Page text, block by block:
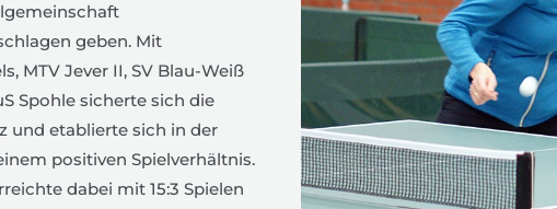
geben. Mit
MTV Jever II, SV Blau-Weiß
Spohle sicherte sich die
und etablierte sich in der
positiven Spielverhältnis.
dabei mit 15:3 Spielen